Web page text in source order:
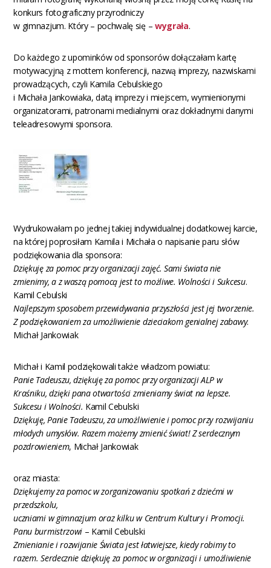
konkurs fotograficzny przyrodniczy
w gimnazjum. Który – pochwalę się – wygrała.
Do każdego z upominków od sponsorów dołączałam kartę
motywacyjną z mottem konferencji, nazwą imprezy, nazwiskami
prowadzących, czyli Kamila Cebulskiego
i Michała Jankowiaka, datą imprezy i miejscem, wymienionymi
organizatorami, patronami medialnymi oraz dokładnymi danymi
teleadresowymi sponsora.
Wydrukowałam po jednej takiej indywidualnej dodatkowej karcie,
na której poprosiłam Kamila i Michała o napisanie paru słów
podziękowania dla sponsora:
Dziękuję za pomoc przy organizacji zajęć. Sami świata nie
zmienimy, a z waszą pomocą jest to możliwe. Wolności i Sukcesu.
Kamil Cebulski
Najlepszym sposobem przewidywania przyszłości jest jej tworzenie.
Z podziękowaniem za umożliwienie dzieciakom genialnej zabawy.
Michał Jankowiak
Michał i Kamil podziękowali także władzom powiatu:
Panie Tadeuszu, dziękuję za pomoc przy organizacji ALP w
Kraśniku, dzięki pana otwartości zmieniamy świat na lepsze.
Sukcesu i Wolności. Kamil Cebulski
Dziękuję, Panie Tadeuszu, za umożliwienie i pomoc przy rozwijaniu
młodych umysłów. Razem możemy zmienić świat! Z serdecznym
pozdrowieniem, Michał Jankowiak
oraz miasta:
Dziękujemy za pomoc w zorganizowaniu spotkań z dziećmi w
przedszkolu,
uczniami w gimnazjum oraz kilku w Centrum Kultury i Promocji.
Panu burmistrzowi – Kamil Cebulski
Zmienianie i rozwijanie Świata jest łatwiejsze, kiedy robimy to
razem. Serdecznie dziękuję za pomoc w organizacji i umożliwienie